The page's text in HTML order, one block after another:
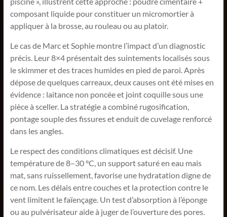
composant liquide pour constituer un micromortier à
appliquer à la brosse, au rouleau ou au platoir.
Le cas de Marc et Sophie montre l’impact d’un diagnostic
précis. Leur 8×4 présentait des suintements localisés sous
le skimmer et des traces humides en pied de paroi. Après
dépose de quelques carreaux, deux causes ont été mises en
évidence : laitance non poncée et joint coquille sous une
pièce à sceller. La stratégie a combiné rugosification,
pontage souple des fissures et enduit de cuvelage renforcé
dans les angles.
Le respect des conditions climatiques est décisif. Une
température de 8–30 °C, un support saturé en eau mais
mat, sans ruissellement, favorise une hydratation digne de
ce nom. Les délais entre couches et la protection contre le
vent limitent le faïençage. Un test d’absorption à l’éponge
ou au pulvérisateur aide à juger de l’ouverture des pores.